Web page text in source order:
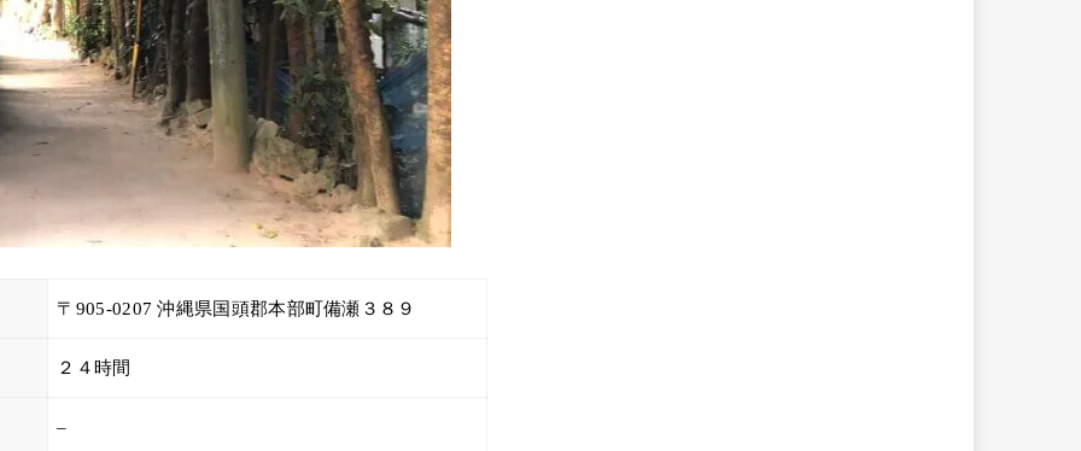
〒905-0207 沖縄県国頭郡本部町備瀬３８９
２４時間
–